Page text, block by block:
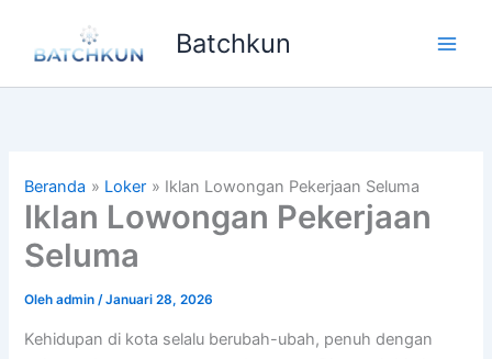
konten
Batchkun
Beranda Loker Iklan Lowongan Pekerjaan Seluma
Iklan Lowongan Pekerjaan
Seluma
Olehadmin/Januari 28, 2026
Kehidupan di kota selalu berubah-ubah, penuh dengan